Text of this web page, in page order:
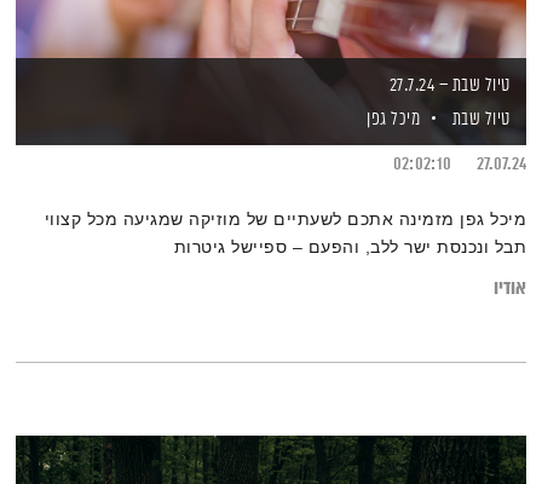
טיול שבת – 27.7.24
טיול שבת
מיכל גפן
27.07.24
02:02:10
מיכל גפן מזמינה אתכם לשעתיים של מוזיקה שמגיעה מכל קצווי
תבל ונכנסת ישר ללב, והפעם – ספיישל גיטרות
אודיו